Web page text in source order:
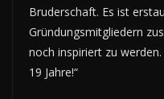
Bruderschaft. Es ist
Gründungsmitgliedern
noch inspiriert zu
19 Jahre!“